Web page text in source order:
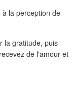
la perception de
la gratitude, puis
de l'amour et